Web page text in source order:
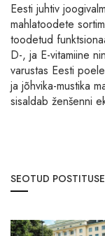
Eesti juhtiv
mahlatoodete
toodetud
D-, ja E-vitamiine
varustas Eesti
ja jõhvika-mustika
sisaldab ženšenni
SEOTUD